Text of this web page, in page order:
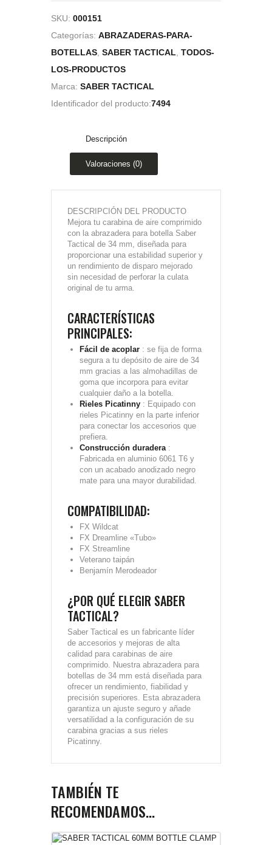
SKU: 000151
Categorías: ABRAZADERAS-PARA-
BOTELLAS, SABER TACTICAL, TODOS-
LOS-PRODUCTOS
Marca: SABER TACTICAL
Identificador del producto:7494
Descripción
Valoraciones (0)
DESCRIPCIÓN DEL PRODUCTO
Mejora tu carabina de aire comprimido
con la abrazadera para botella Saber
Tactical de 34 mm, diseñada para
proporcionar una estabilidad superior y
un rendimiento de disparo mejorado
sin necesidad de perforar la culata
original de tu arma.
CARACTERÍSTICAS
PRINCIPALES:
Fácil de acoplar: se fija de forma
segura a tu depósito de aire de 34
mm gracias a las almohadillas de
goma que incorpora para evitar
cualquier daño a la botella.
Rieles Picatinny: Equipado con
rieles Picatinny en la parte inferior
para conectar los accesorios que
prefiera.
Construcción duradera:
Fabricada en aluminio 6061 T6 y
con un acabado anodizado negro
mate para una mayor durabilidad.
COMPATIBILIDAD:
FX Wildcat
FX Dreamline «Tubo»
FX Streamline
Veterano taipán
Benjamín Merodeador
¿POR QUÉ ELEGIR SABER
TACTICAL?
Saber Tactical es un fabricante líder
de accesorios y mejoras de alta
calidad para carabinas de aire
comprimido. Nuestra abrazadera para
botellas de 34 mm está diseñada para
ofrecer un rendimiento, fiabilidad y
precisión superiores. Esta abrazadera
garantiza un ajuste seguro y añade
versatilidad a la configuración de su
carabina gracias a sus rieles
Picatinny.
TAMBIÉN TE
RECOMENDAMOS…